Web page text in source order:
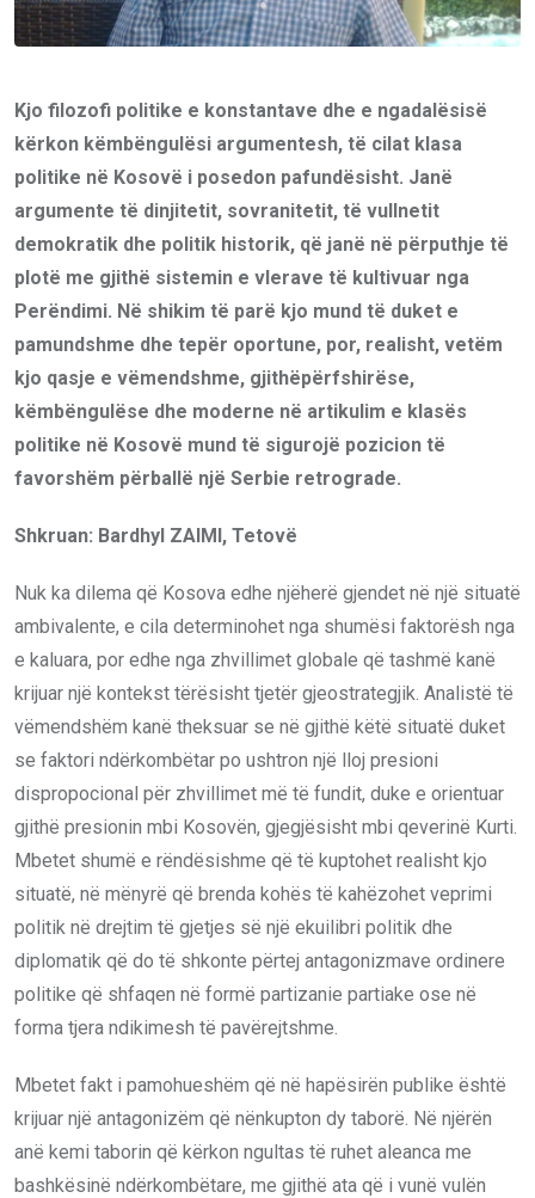
Kjo filozofi politike e konstantave dhe e ngadalësisë
kërkon këmbëngulësi argumentesh, të cilat klasa
politike në Kosovë i posedon pafundësisht. Janë
argumente të dinjitetit, sovranitetit, të vullnetit
demokratik dhe politik historik, që janë në përputhje të
plotë me gjithë sistemin e vlerave të kultivuar nga
Perëndimi. Në shikim të parë kjo mund të duket e
pamundshme dhe tepër oportune, por, realisht, vetëm
kjo qasje e vëmendshme, gjithëpërfshirëse,
këmbëngulëse dhe moderne në artikulim e klasës
politike në Kosovë mund të sigurojë pozicion të
favorshëm përballë një Serbie retrograde.
Shkruan: Bardhyl ZAIMI, Tetovë
Nuk ka dilema që Kosova edhe njëherë gjendet në një situatë
ambivalente, e cila determinohet nga shumësi faktorësh nga
e kaluara, por edhe nga zhvillimet globale që tashmë kanë
krijuar një kontekst tërësisht tjetër gjeostrategjik. Analistë të
vëmendshëm kanë theksuar se në gjithë këtë situatë duket
se faktori ndërkombëtar po ushtron një lloj presioni
dispropocional për zhvillimet më të fundit, duke e orientuar
gjithë presionin mbi Kosovën, gjegjësisht mbi qeverinë Kurti.
Mbetet shumë e rëndësishme që të kuptohet realisht kjo
situatë, në mënyrë që brenda kohës të kahëzohet veprimi
politik në drejtim të gjetjes së një ekuilibri politik dhe
diplomatik që do të shkonte përtej antagonizmave ordinere
politike që shfaqen në formë partizanie partiake ose në
forma tjera ndikimesh të pavërejtshme.
Mbetet fakt i pamohueshëm që në hapësirën publike është
krijuar një antagonizëm që nënkupton dy taborë. Në njërën
anë kemi taborin që kërkon ngultas të ruhet aleanca me
bashkësinë ndërkombëtare, me gjithë ata që i vunë vulën